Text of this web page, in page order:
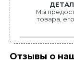
Мы
товара,
Отзывы о